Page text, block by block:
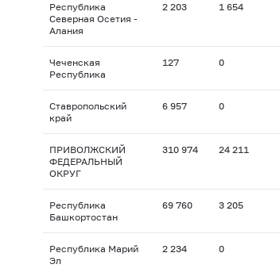
Республика
Северная Осетия -
Алания
2 203 1 654
Чеченская
Республика
127 0
Ставропольский
край
6 957 0
ПРИВОЛЖСКИЙ
ФЕДЕРАЛЬНЫЙ
ОКРУГ
310 974 24 211
Республика
Башкортостан
69 760 3 205
Республика Марий
Эл
2 234 0